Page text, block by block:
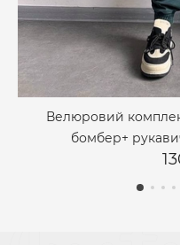
Велюровий
бомбер+